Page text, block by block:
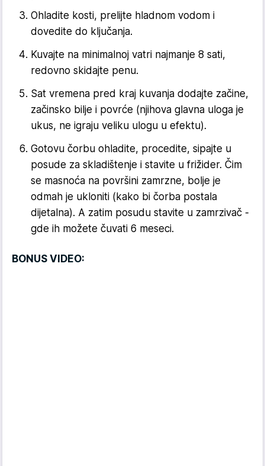
Ohladite kosti, prelijte hladnom vodom i
dovedite do ključanja.
Kuvajte na minimalnoj vatri najmanje 8 sati,
redovno skidajte penu.
Sat vremena pred kraj kuvanja dodajte začine,
začinsko bilje i povrće (njihova glavna uloga je
ukus, ne igraju veliku ulogu u efektu).
Gotovu čorbu ohladite, procedite, sipajte u
posude za skladištenje i stavite u frižider. Čim
se masnoća na površini zamrzne, bolje je
odmah je ukloniti (kako bi čorba postala
dijetalna). A zatim posudu stavite u zamrzivač -
gde ih možete čuvati 6 meseci.
BONUS VIDEO: